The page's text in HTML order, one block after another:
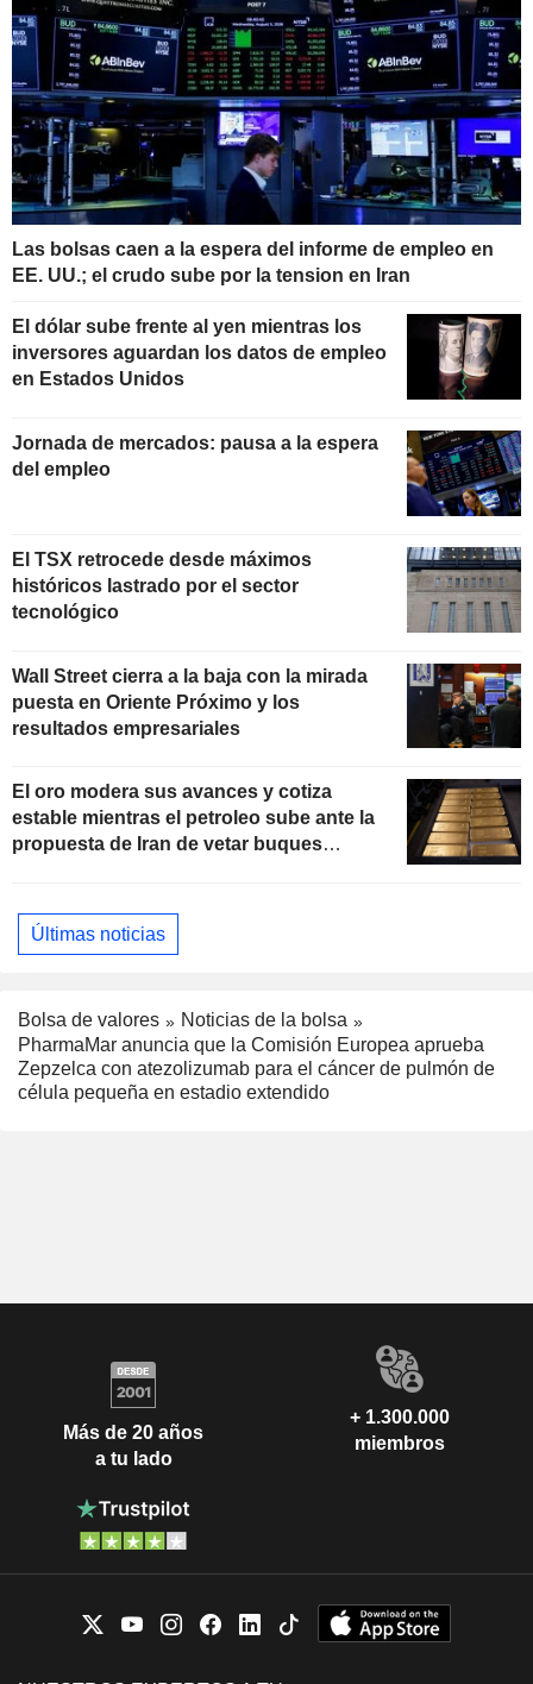
Las bolsas caen a la espera del informe de empleo en
EE. UU.; el crudo sube por la tension en Iran
El dólar sube frente al yen mientras los
inversores aguardan los datos de empleo
en Estados Unidos
Jornada de mercados: pausa a la espera
del empleo
El TSX retrocede desde máximos
históricos lastrado por el sector
tecnológico
Wall Street cierra a la baja con la mirada
puesta en Oriente Próximo y los
resultados empresariales
El oro modera sus avances y cotiza
estable mientras el petroleo sube ante la
propuesta de Iran de vetar buques
Últimas noticias
Bolsa de valores
Noticias de la bolsa
PharmaMar anuncia que la Comisión Europea aprueba
Zepzelca con atezolizumab para el cáncer de pulmón de
célula pequeña en estadio extendido
Más de 20 años
a tu lado
+ 1.300.000
miembros